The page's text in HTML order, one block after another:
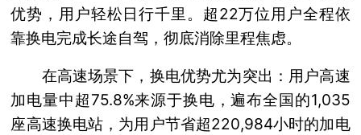
优势，用户轻松日行千里。超22万位用户全程依
靠换电完成长途自驾，彻底消除里程焦虑。
在高速场景下，换电优势尤为突出：用户高速
加电量中超75.8%来源于换电，遍布全国的1,035
座高速换电站，为用户节省超220,984小时的加电